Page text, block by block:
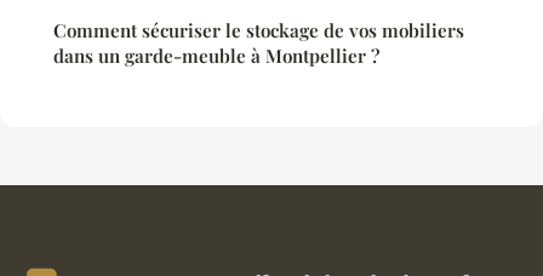
Comment sécuriser le stockage de vos mobiliers
dans un garde-meuble à Montpellier ?